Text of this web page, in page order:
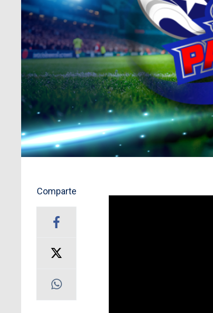
Comparte